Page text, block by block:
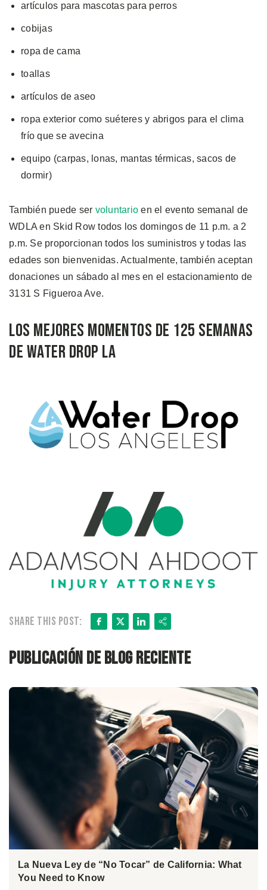
artículos para mascotas para perros
cobijas
ropa de cama
toallas
artículos de aseo
ropa exterior como suéteres y abrigos para el clima
frío que se avecina
equipo (carpas, lonas, mantas térmicas, sacos de
dormir)
También puede ser voluntario en el evento semanal de
WDLA en Skid Row todos los domingos de 11 p.m. a 2
p.m. Se proporcionan todos los suministros y todas las
edades son bienvenidas. Actualmente, también aceptan
donaciones un sábado al mes en el estacionamiento de
3131 S Figueroa Ave.
Los mejores momentos de 125 semanas
de Water Drop LA
Share this post: Facebook
X LinkedIn
Share
Publicación de blog reciente
La Nueva Ley de “No Tocar” de California: What
You Need to Know